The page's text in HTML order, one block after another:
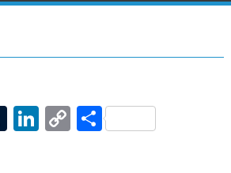
T Li C S